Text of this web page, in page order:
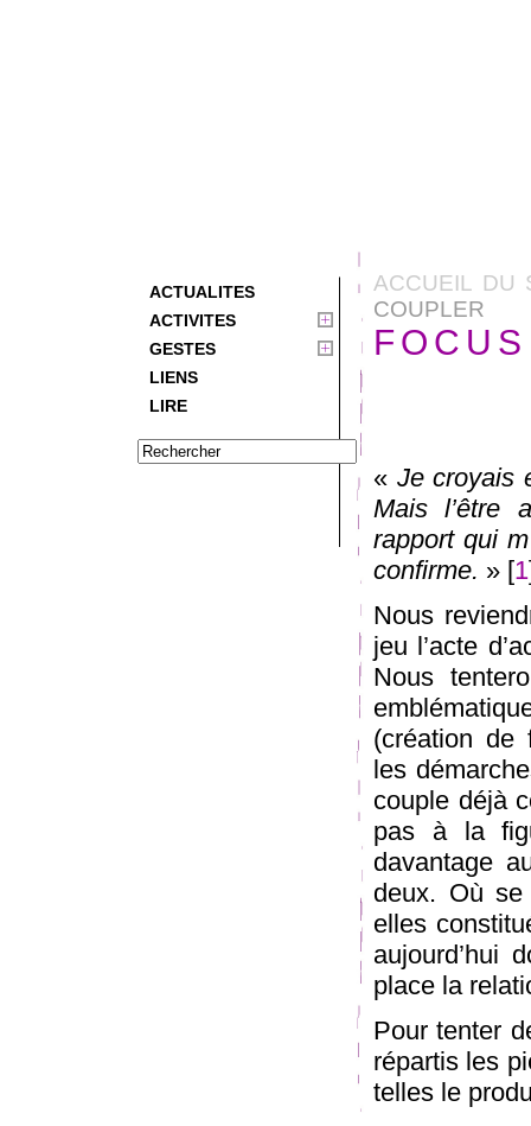
ACTUALITES
ACTIVITES
GESTES
LIENS
LIRE
ACCUEIL DU
COUPLER
« Je croyais
Mais l’être
rapport qui
confirme. » [1
Nous
jeu l’acte
Nous
(création de
les
couple déjà
pas à la
davantage
deux. Où
elles
aujourd’hui
place la
Pour tenter
répartis les
telles le